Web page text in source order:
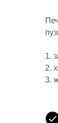
1.
2.
3.